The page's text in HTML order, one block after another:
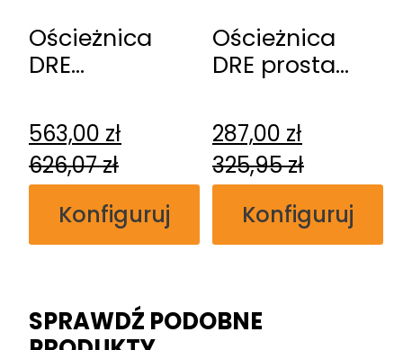
Ościeżnica
DRE
bezprzylgowa
563,00 zł
626,07zł
Konfiguruj
Ościeżnica
DRE prosta
przylgowa
287,00 zł
325,95zł
Konfiguruj
SPRAWDŹ PODOBNE